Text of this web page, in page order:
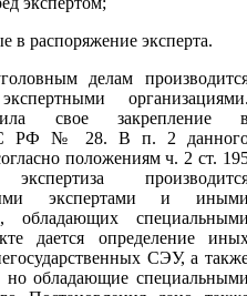
в распоряжение эксперта.
делам
свое закрепление
РФ № 28. В п. 2
положениям ч. 2 ст.
экспертами и
обладающих
дается определение
СЭУ, а
обладающие